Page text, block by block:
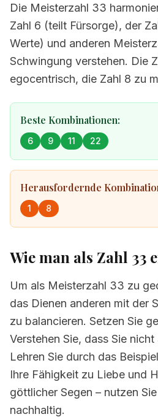
Die Meisterzahl 33
Zahl 6 (teilt Fürsorge), der
Werte) und anderen
Schwingung verstehen. Die
egocentrisch, die Zahl 8 zu
Beste Kombinationen:
6 9 11 22
Herausfordernde
1 8
Wie man als Zahl 33
Um als Meisterzahl 33 zu
das Dienen anderen mit der
zu balancieren. Setzen Sie
Verstehen Sie, dass Sie
Lehren Sie durch das
Ihre Fähigkeit zu Liebe und
göttlicher Segen – nutzen
nachhaltig.